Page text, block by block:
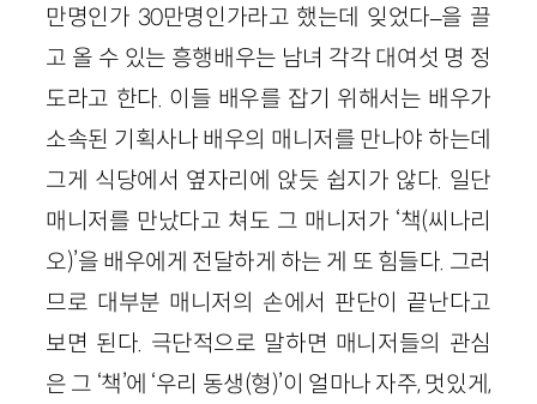
만명인가 30만명인가라고 했는데 잊었다–을 끌
고 올 수 있는 흥행배우는 남녀 각각 대여섯 명 정
도라고 한다. 이들 배우를 잡기 위해서는 배우가
소속된 기획사나 배우의 매니저를 만나야 하는데
그게 식당에서 옆자리에 앉듯 쉽지가 않다. 일단
매니저를 만났다고 쳐도 그 매니저가 ‘책(씨나리
오)’을 배우에게 전달하게 하는 게 또 힘들다. 그러
므로 대부분 매니저의 손에서 판단이 끝난다고
보면 된다. 극단적으로 말하면 매니저들의 관심
은 그 ‘책’에 ‘우리 동생(형)’이 얼마나 자주, 멋있게,